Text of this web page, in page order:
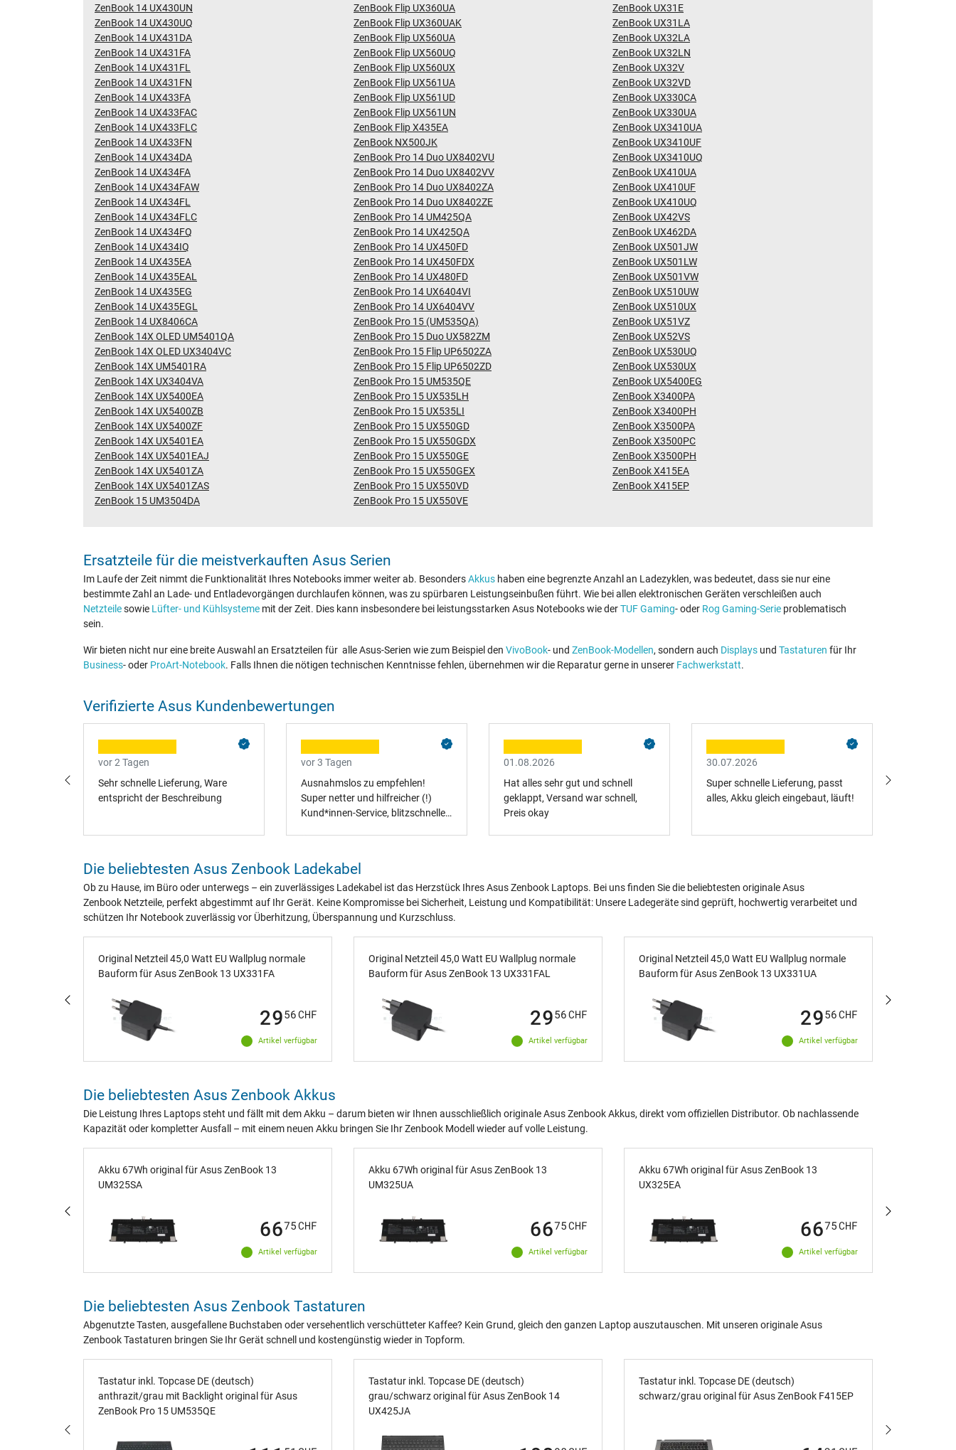
ZenBook 14 UX430UN
ZenBook 14 UX430UQ
ZenBook 14 UX431DA
ZenBook 14 UX431FA
ZenBook 14 UX431FL
ZenBook 14 UX431FN
ZenBook 14 UX433FA
ZenBook 14 UX433FAC
ZenBook 14 UX433FLC
ZenBook 14 UX433FN
ZenBook 14 UX434DA
ZenBook 14 UX434FA
ZenBook 14 UX434FAW
ZenBook 14 UX434FL
ZenBook 14 UX434FLC
ZenBook 14 UX434FQ
ZenBook 14 UX434IQ
ZenBook 14 UX435EA
ZenBook 14 UX435EAL
ZenBook 14 UX435EG
ZenBook 14 UX435EGL
ZenBook 14 UX8406CA
ZenBook 14X OLED UM5401QA
ZenBook 14X OLED UX3404VC
ZenBook 14X UM5401RA
ZenBook 14X UX3404VA
ZenBook 14X UX5400EA
ZenBook 14X UX5400ZB
ZenBook 14X UX5400ZF
ZenBook 14X UX5401EA
ZenBook 14X UX5401EAJ
ZenBook 14X UX5401ZA
ZenBook 14X UX5401ZAS
ZenBook 15 UM3504DA
ZenBook Flip UX360UA
ZenBook Flip UX360UAK
ZenBook Flip UX560UA
ZenBook Flip UX560UQ
ZenBook Flip UX560UX
ZenBook Flip UX561UA
ZenBook Flip UX561UD
ZenBook Flip UX561UN
ZenBook Flip X435EA
ZenBook NX500JK
ZenBook Pro 14 Duo UX8402VU
ZenBook Pro 14 Duo UX8402VV
ZenBook Pro 14 Duo UX8402ZA
ZenBook Pro 14 Duo UX8402ZE
ZenBook Pro 14 UM425QA
ZenBook Pro 14 UX425QA
ZenBook Pro 14 UX450FD
ZenBook Pro 14 UX450FDX
ZenBook Pro 14 UX480FD
ZenBook Pro 14 UX6404VI
ZenBook Pro 14 UX6404VV
ZenBook Pro 15 (UM535QA)
ZenBook Pro 15 Duo UX582ZM
ZenBook Pro 15 Flip UP6502ZA
ZenBook Pro 15 Flip UP6502ZD
ZenBook Pro 15 UM535QE
ZenBook Pro 15 UX535LH
ZenBook Pro 15 UX535LI
ZenBook Pro 15 UX550GD
ZenBook Pro 15 UX550GDX
ZenBook Pro 15 UX550GE
ZenBook Pro 15 UX550GEX
ZenBook Pro 15 UX550VD
ZenBook Pro 15 UX550VE
ZenBook UX31E
ZenBook UX31LA
ZenBook UX32LA
ZenBook UX32LN
ZenBook UX32V
ZenBook UX32VD
ZenBook UX330CA
ZenBook UX330UA
ZenBook UX3410UA
ZenBook UX3410UF
ZenBook UX3410UQ
ZenBook UX410UA
ZenBook UX410UF
ZenBook UX410UQ
ZenBook UX42VS
ZenBook UX462DA
ZenBook UX501JW
ZenBook UX501LW
ZenBook UX501VW
ZenBook UX510UW
ZenBook UX510UX
ZenBook UX51VZ
ZenBook UX52VS
ZenBook UX530UQ
ZenBook UX530UX
ZenBook UX5400EG
ZenBook X3400PA
ZenBook X3400PH
ZenBook X3500PA
ZenBook X3500PC
ZenBook X3500PH
ZenBook X415EA
ZenBook X415EP
Ersatzteile für die meistverkauften Asus Serien
Im Laufe der Zeit nimmt die Funktionalität Ihres Notebooks immer weiter ab. BesondersAkkus haben eine begrenzte Anzahl an Ladezyklen, was bedeutet, dass sie nur eine
bestimmte Zahl an Lade- und Entladevorgängen durchlaufen können, was zu spürbaren Leistungseinbußen führt. Wie bei allen elektronischen Geräten verschleißen auch
Netzteilesowie Lüfter- und Kühlsysteme mit der Zeit. Dies kann insbesondere bei leistungsstarken Asus Notebooks wie derTUF Gaming- oder Rog Gaming-Serie problematisch
sein.
Wir bieten nicht nur eine breite Auswahl an Ersatzteilen für alle Asus-Serien wie zum Beispiel den VivoBook- und ZenBook-Modellen, sondern auch Displays und Tastaturen für Ihr
Business- oder ProArt-Notebook. Falls Ihnen die nötigen technischen Kenntnisse fehlen, übernehmen wir die Reparatur gerne in unserer Fachwerkstatt.
Verifizierte Asus Kundenbewertungen
vor 2 Tagen
Sehr schnelle Lieferung, Ware
entspricht der Beschreibung
vor 3 Tagen
Ausnahmslos zu empfehlen!
Super netter und hilfreicher (!)
Kund*innen-Service, blitzschneller
01.08.2026
Hat alles sehr gut und schnell
geklappt, Versand war schnell,
Preis okay
30.07.2026
Super schnelle Lieferung, passt
alles, Akku gleich eingebaut, läuft!
Die beliebtesten Asus Zenbook Ladekabel
Ob zu Hause, im Büro oder unterwegs – ein zuverlässiges Ladekabel ist das Herzstück Ihres Asus Zenbook Laptops. Bei uns finden Sie die beliebtesten originale Asus
Zenbook Netzteile, perfekt abgestimmt auf Ihr Gerät. Keine Kompromisse bei Sicherheit, Leistung und Kompatibilität: Unsere Ladegeräte sind geprüft, hochwertig verarbeitet und
schützen Ihr Notebook zuverlässig vor Überhitzung, Überspannung und Kurzschluss.
Original Netzteil 45,0 Watt EU Wallplug normale
Bauform für Asus ZenBook 13 UX331FA
Artikel verfügbar
2956CHF
Original Netzteil 45,0 Watt EU Wallplug normale
Bauform für Asus ZenBook 13 UX331FAL
Artikel verfügbar
2956CHF
Original Netzteil 45,0 Watt EU Wallplug normale
Bauform für Asus ZenBook 13 UX331UA
Artikel verfügbar
2956CHF
Die beliebtesten Asus Zenbook Akkus
Die Leistung Ihres Laptops steht und fällt mit dem Akku – darum bieten wir Ihnen ausschließlich originale Asus Zenbook Akkus, direkt vom offiziellen Distributor. Ob nachlassende
Kapazität oder kompletter Ausfall – mit einem neuen Akku bringen Sie Ihr Zenbook Modell wieder auf volle Leistung.
Akku 67Wh original für Asus ZenBook 13
UM325SA
Artikel verfügbar
6675CHF
Akku 67Wh original für Asus ZenBook 13
UM325UA
Artikel verfügbar
6675CHF
Akku 67Wh original für Asus ZenBook 13
UX325EA
Artikel verfügbar
6675CHF
Die beliebtesten Asus Zenbook Tastaturen
Abgenutzte Tasten, ausgefallene Buchstaben oder versehentlich verschütteter Kaffee? Kein Grund, gleich den ganzen Laptop auszutauschen. Mit unseren originale Asus
Zenbook Tastaturen bringen Sie Ihr Gerät schnell und kostengünstig wieder in Topform.
Tastatur inkl. Topcase DE (deutsch)
anthrazit/grau mit Backlight original für Asus
ZenBook Pro 15 UM535QE
Tastatur inkl. Topcase DE (deutsch)
grau/schwarz original für Asus ZenBook 14
UX425JA
Tastatur inkl. Topcase DE (deutsch)
schwarz/grau original für Asus ZenBook F415EP